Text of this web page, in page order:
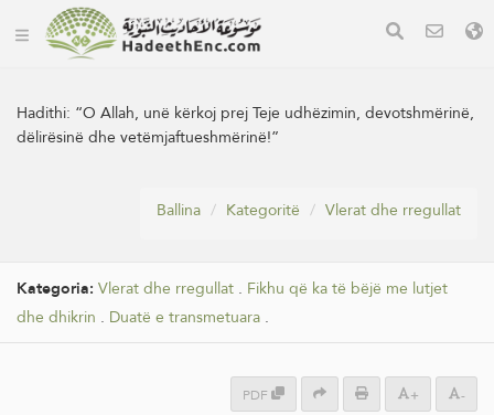
Hadithi: “O Allah, unë kërkoj prej Teje udhëzimin, devotshmërinë,
dëlirësinë dhe vetëmjaftueshmërinë!”
Ballina Kategoritë Vlerat dhe rregullat
Kategoria: Vlerat dhe rregullat . Fikhu që ka të bëjë me lutjet
dhe dhikrin . Duatë e transmetuara .
PDF + -